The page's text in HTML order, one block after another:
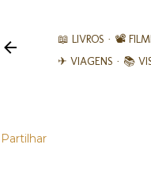
📖 LIVROS 📽️
✈ VIAGENS
📚︎
Partilhar